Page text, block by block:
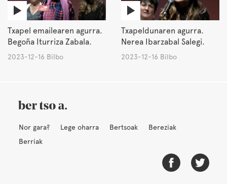
Txapel emailearen agurra.
Begoña Iturriza Zabala.
2023-12-16 Bilbo
Txapeldunaren agurra.
Nerea Ibarzabal Salegi.
2023-12-16 Bilbo
Nor gara? Lege oharra Bertsoak
Bereziak
Berriak